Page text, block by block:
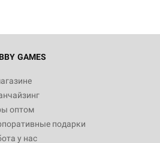
GAMES
оптом
подарки
у нас